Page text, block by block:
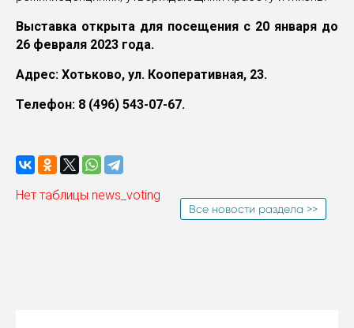
Выставка открыта для посещения с 20 января до
26 февраля 2023 года.
Адрес: Хотьково, ул. Кооперативная, 23.
Телефон: 8 (496) 543-07-67.
Нет таблицы news_voting
Все новости раздела >>